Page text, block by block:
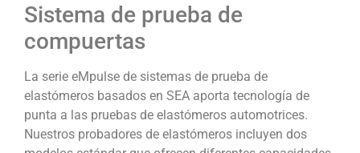
Sistema de prueba de
compuertas
La serie eMpulse de sistemas de prueba de
elastómeros basados ​​en SEA aporta tecnología de
punta a las pruebas de elastómeros automotrices.
Nuestros probadores de elastómeros incluyen dos